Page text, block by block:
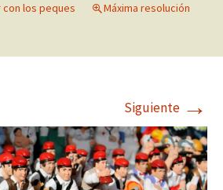
los peques
Máxima resolución
Siguiente →